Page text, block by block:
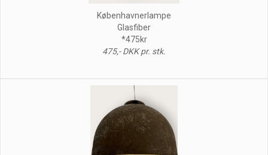
Københavnerlampe
Glasfiber
*475kr
475,- DKK pr. stk.